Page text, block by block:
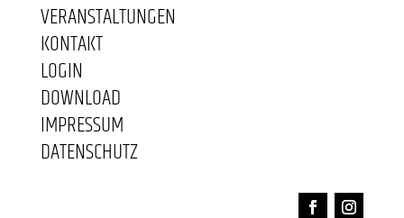
VERANSTALTUNGEN
KONTAKT
LOGIN
DOWNLOAD
IMPRESSUM
DATENSCHUTZ